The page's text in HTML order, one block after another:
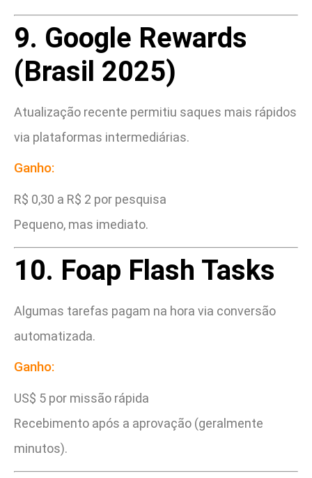
9. Google Rewards
(Brasil 2025)
Atualização recente permitiu saques mais rápidos
via plataformas intermediárias.
Ganho:
R$ 0,30 a R$ 2 por pesquisa
Pequeno, mas imediato.
10. Foap Flash Tasks
Algumas tarefas pagam na hora via conversão
automatizada.
Ganho:
US$ 5 por missão rápida
Recebimento após a aprovação (geralmente
minutos).